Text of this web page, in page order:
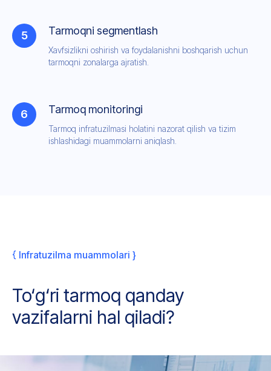
Tarmoqni segmentlash
Xavfsizlikni oshirish va foydalanishni boshqarish uchun
tarmoqni zonalarga ajratish.
Tarmoq monitoringi
Tarmoq infratuzilmasi holatini nazorat qilish va tizim
ishlashidagi muammolarni aniqlash.
{ Infratuzilma muammolari }
To‘g‘ri tarmoq qanday
vazifalarni hal qiladi?